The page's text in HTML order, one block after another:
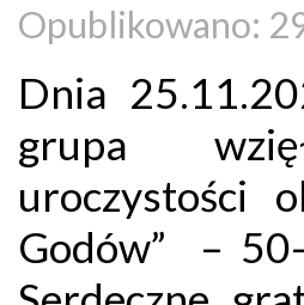
Opublikowano:
Dnia
grupa
uroczystości
Godów” –